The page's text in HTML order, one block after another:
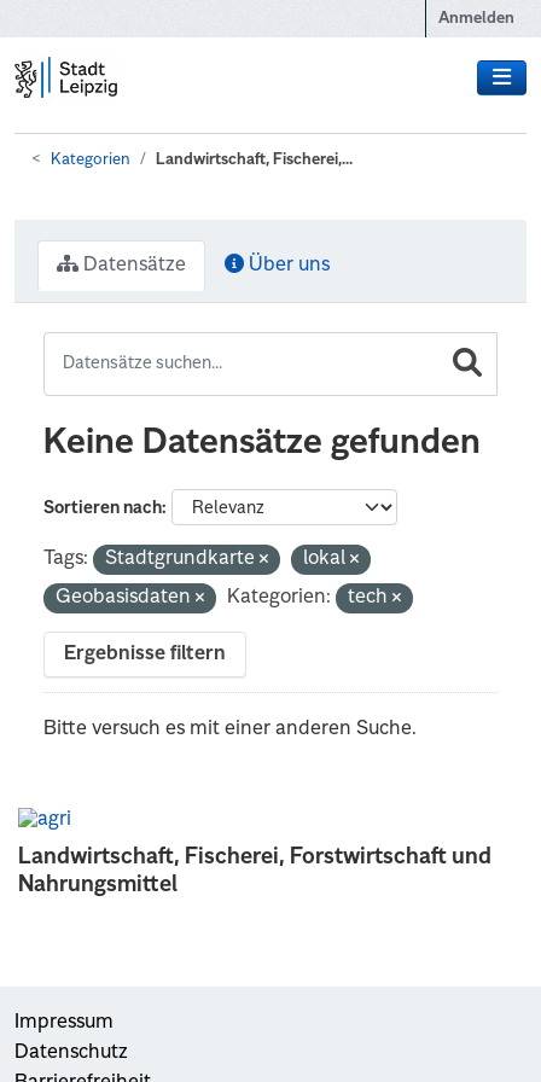
Anmelden
Kategorien Landwirtschaft, Fischerei,...
Landwirtschaft, Fischerei, Forstwirtschaft und
Nahrungsmittel
Datensätze Über uns
Keine Datensätze gefunden
Sortieren nach
Tags: Stadtgrundkarte
lokal
Geobasisdaten
Kategorien: tech
Ergebnisse filtern
Bitte versuch es mit einer anderen Suche.
Impressum
Datenschutz